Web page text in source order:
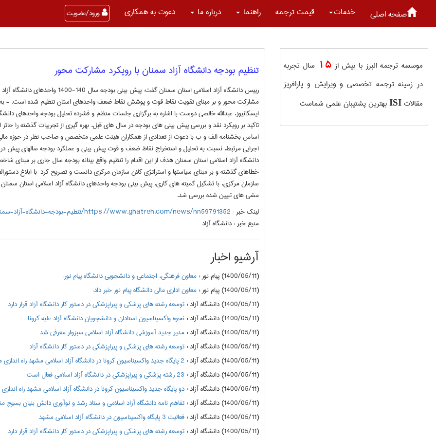
صفحه اصلی خدمات قیمت ترجمه راهنما درباره ما دعوت به همکاری ورود/عضویت
تنظیم بودجه دانشگاه آزاد سمنان با رویکرد مشارکت محور
رییس دانشگاه آزاد اسلامی استان سمنان گفت: پیش
مشارکت محور و بر مبنای تقویت نقاط قوت و پوشش نقاط ضعف واحدهای استان تنظیم شده است. - به
ایسکانیوز، عبدالله خالصی دوست با اشاره به برگزاری جلسات منظم و فشرده تحلیل بودجه واحدهای
تاکید بر رویکرد نقد و بررسی پیش بینی های بودجه در سال های قبل، بهره گیری از تجربیات گذشته را
اساس بخشنامه الف و ب با دعوت از تعدادی از همکاران هیئت علمی متخصص و صاحب نظر در حوزه
اجرایی مرتبط، نسبت به تحلیل و استخراج نقاط ضعف و قوت پیش بینی و عملکرد بودجه سالهای پیش
دانشگاه آزاد اسلامی استان سمنان هدف از این اقدام را تنظیم واقع بینانه بودجه سال جاری بر مبنای
سازمان مرکزی، با تشکیل کمیته های کاری، پیش بینی بودجه واحدهای دانشگاه آزاد اسلامی استان
مشی های تبیین شده بررسی شد.
لینک خبر : https://www.ghatreh.com/news/nn59791352/تنظیم-بودجه-دانشگاه-آزاد-سمنان-با-رویکرد-مشارکت-محور
منبع خبر :دانشگاه آزاد
آرشیو اخبار
(1400/05/11) پیام نور : معاون فرهنگی، اجتماعی و دانشجویی دانشگاه پیام نور:
(1400/05/11) پیام نور
: معاون اداری مالی دانشگاه پیام نور خبر داد:
(1400/05/11) دانشگاه آزاد
: توسعه رشته های پزشکی و پیراپزشکی در دستور کار دانشگاه آزاد قرار دارد
(1400/05/11) دانشگاه آزاد
: نحوه واکسیناسیون استادان و دانشجویان دانشگاه آزاد علیه کرونا
(1400/05/11) دانشگاه آزاد
: مدیر جدید آموزشی دانشگاه آزاد اسلامی سبزوار معرفی شد
(1400/05/11) دانشگاه آزاد
: توسعه رشته های پزشکی و پیراپزشکی در دستور کار دانشگاه آزاد
(1400/05/11) دانشگاه آزاد
: 2 پایگاه جدید واکسیناسیون کرونا در دانشگاه آزاد اسلامی مشهد راه اندازی می شود
(1400/05/11) دانشگاه آزاد
: 23 رشته پزشکی و پیراپزشکی در دانشگاه آزاد اسلامی فعال است
(1400/05/11) دانشگاه آزاد
: دو پایگاه جدید واکسیناسیون کرونا در دانشگاه آزاد اسلامی مشهد راه
(1400/05/11) دانشگاه آزاد
: تفاهم نامه دانشگاه آزاد اسلامی و ستاد رشد و نوآوری دانش بنیان بسیج
(1400/05/11) دانشگاه آزاد
: فعالیت 3 پایگاه واکسیناسیون در دانشگاه آزاد اسلامی مشهد
(1400/05/11) دانشگاه آزاد
: توسعه رشته های پزشکی و پیراپزشکی در دستور کار دانشگاه آزاد قرار دارد
موسسه ترجمه البرز با بیش از15 سال تجربه
در زمینه ترجمه تخصصی و ویرایش و پارافریز
مقالات ISI بهترین پشتیبان علمی شماست